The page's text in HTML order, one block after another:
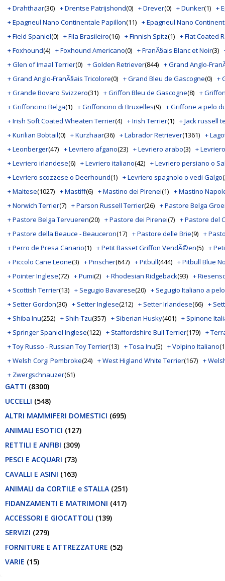
+ Drahthaar(30) + Drentse Patrijshond(0) + Drever(0) + Dunker(1) +
+ Epagneul Nano Continentale Papillon(11) + Epagneul Nano
+ Field Spaniel(0) + Fila Brasileiro(16) + Finnish Spitz(1) + Flat Coated
+ Foxhound(4) + Foxhound Americano(0) + FranÃ§ais Blanc et Noir(3)
+ Glen of Imaal Terrier(0) + Golden Retriever(844) + Grand Anglo-
+ Grand Anglo-FranÃ§ais Tricolore(0) + Grand Bleu de Gascogne(0) +
+ Grande Bovaro Svizzero(31) + Griffon Bleu de Gascogne(8) +
+ Griffoncino Belga(1) + Griffoncino di Bruxelles(9) + Griffone a pelo
+ Irish Soft Coated Wheaten Terrier(4) + Irish Terrier(1) + Jack russell
+ Kurilian Bobtail(0) + Kurzhaar(36) + Labrador Retriever(1361) +
+ Leonberger(47) + Levriero afgano(23) + Levriero arabo(3) +
+ Levriero irlandese(6) + Levriero italiano(42) + Levriero persiano o
+ Levriero scozzese o Deerhound(1) + Levriero spagnolo o vedi Galgo
+ Maltese(1027) + Mastiff(6) + Mastino dei Pirenei(1) + Mastino
+ Norwich Terrier(7) + Parson Russell Terrier(26) + Pastore Belga
+ Pastore Belga Tervueren(20) + Pastore dei Pirenei(7) + Pastore del
+ Pastore della Beauce - Beauceron(17) + Pastore delle Brie(9) +
+ Perro de Presa Canario(1) + Petit Basset Griffon VendÃ©en(5) +
+ Piccolo Cane Leone(3) + Pinscher(647) + Pitbull(444) + Pitbull Blue
+ Pointer Inglese(72) + Pumi(2) + Rhodesian Ridgeback(93) +
+ Scottish Terrier(13) + Segugio Bavarese(20) + Segugio Italiano a
+ Setter Gordon(30) + Setter Inglese(212) + Setter Irlandese(66) +
+ Shiba Inu(252) + Shih-Tzu(357) + Siberian Husky(401) + Spinone
+ Springer Spaniel Inglese(122) + Staffordshire Bull Terrier(179) +
+ Toy Russo - Russian Toy Terrier(13) + Tosa Inu(5) + Volpino Italiano
+ Welsh Corgi Pembroke(24) + West Higland White Terrier(167) +
+ Zwergschnauzer(61)
GATTI (8300)
UCCELLI (548)
ALTRI MAMMIFERI DOMESTICI (695)
ANIMALI ESOTICI (127)
RETTILI E ANFIBI (309)
PESCI E ACQUARI (73)
CAVALLI E ASINI (163)
ANIMALI da CORTILE e STALLA (251)
FIDANZAMENTI E MATRIMONI (417)
ACCESSORI E GIOCATTOLI (139)
SERVIZI (279)
FORNITURE E ATTREZZATURE (52)
VARIE (15)